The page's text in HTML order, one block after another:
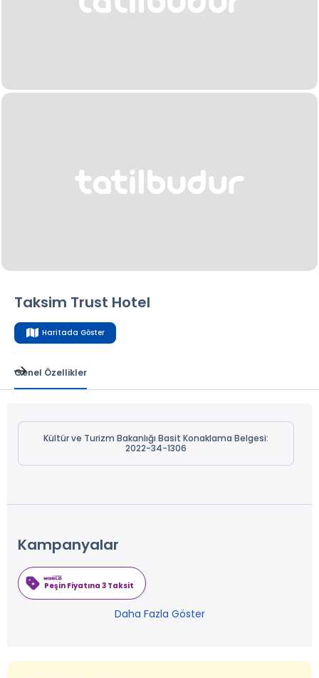
Taksim Trust Hotel
Haritada Göster
Genel Özellikler
Kültür ve Turizm Bakanlığı Basit Konaklama Belgesi:
2022-34-1306
Kampanyalar
Peşin Fiyatına 3 Taksit
Daha Fazla Göster